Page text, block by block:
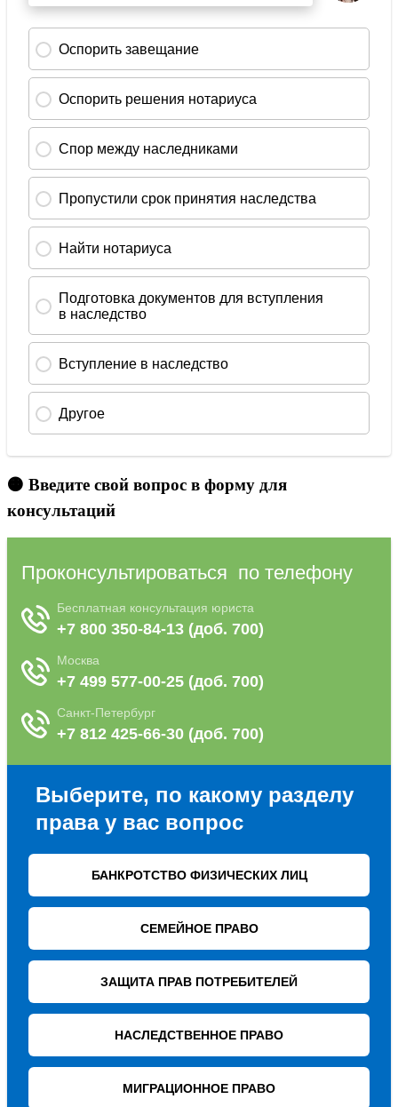
🟠 Введите свой вопрос в форму для
консультаций